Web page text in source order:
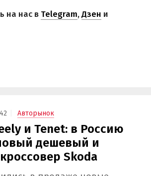
на нас в Telegram,Дзен и
Авторынок
и Tenet: в Россию
дешевый и
Skoda